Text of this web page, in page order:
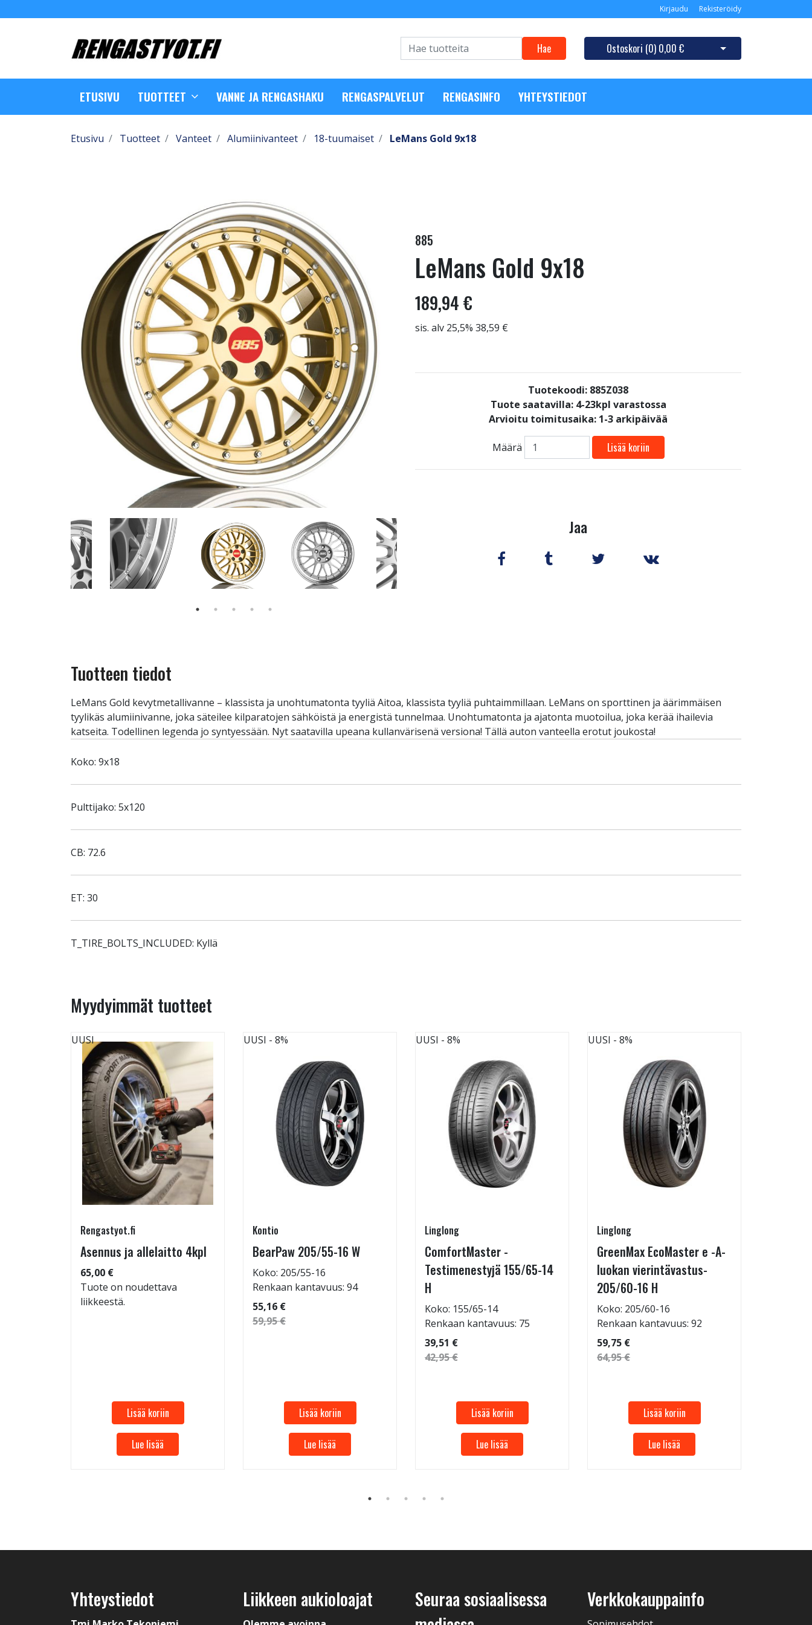
Kirjaudu Rekisteröidy
Hae Ostoskori (0) 0,00 € Avaa ostoskori
ETUSIVU TUOTTEET VANNE JA RENGASHAKU RENGASPALVELUT RENGASINFO YHTEYSTIEDOT
Etusivu Tuotteet Vanteet Alumiinivanteet 18-tuumaiset LeMans Gold 9x18
885
LeMans Gold 9x18
189,94 €
sis. alv 25,5% 38,59 €
Tuotekoodi: 885Z038
Tuote saatavilla: 4-23kpl varastossa
Arvioitu toimitusaika: 1-3 arkipäivää
Määrä Lisää koriin
Jaa
Tuotteen tiedot
LeMans Gold kevytmetallivanne – klassista ja unohtumatonta tyyliä Aitoa, klassista tyyliä puhtaimmillaan. LeMans on sporttinen ja äärimmäisen
tyylikäs alumiinivanne, joka säteilee kilparatojen sähköistä ja energistä tunnelmaa. Unohtumatonta ja ajatonta muotoilua, joka kerää ihailevia
katseita. Todellinen legenda jo syntyessään. Nyt saatavilla upeana kullanvärisenä versiona! Tällä auton vanteella erotut joukosta!
Koko: 9x18
Pulttijako: 5x120
CB: 72.6
ET: 30
T_TIRE_BOLTS_INCLUDED: Kyllä
Myydyimmät tuotteet
UUSI
Rengastyot.fi
Asennus ja allelaitto 4kpl
65,00 €
Tuote on noudettava
liikkeestä.
Lisää koriin
Lue lisää
UUSI - 8%
Kontio
BearPaw 205/55-16 W
Koko: 205/55-16
Renkaan kantavuus: 94
55,16 €
59,95 €
Lisää koriin
Lue lisää
UUSI - 8%
Linglong
ComfortMaster -
Testimenestyjä 155/65-14
H
Koko: 155/65-14
Renkaan kantavuus: 75
39,51 €
42,95 €
Lisää koriin
Lue lisää
UUSI - 8%
Linglong
GreenMax EcoMaster e -A-
luokan vierintävastus-
205/60-16 H
Koko: 205/60-16
Renkaan kantavuus: 92
59,75 €
64,95 €
Lisää koriin
Lue lisää
Yhteystiedot Liikkeen aukioloajat
Seuraa sosiaalisessa
Verkkokauppainfo